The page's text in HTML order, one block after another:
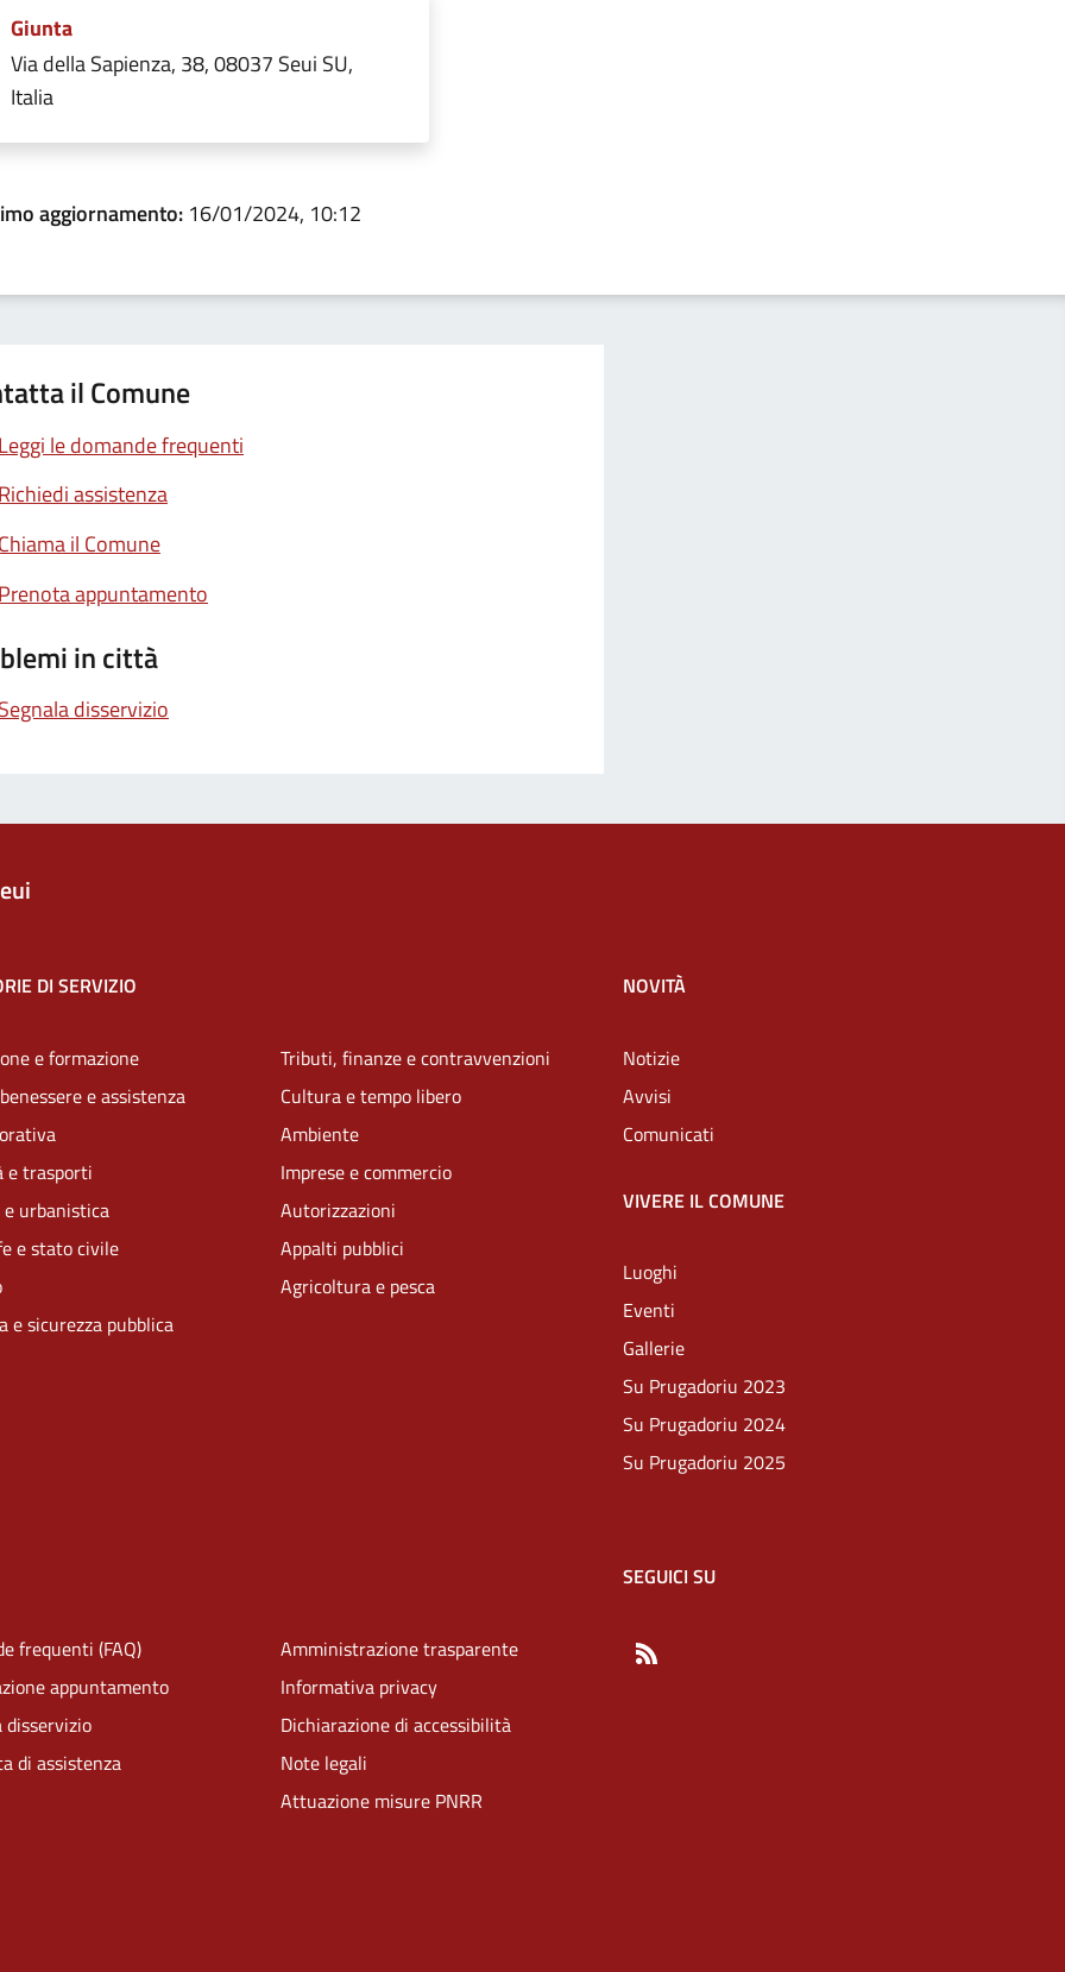
Giunta
Via della Sapienza, 38, 08037 Seui SU,
Italia
aggiornamento: 16/01/2024, 10:12
il Comune
le domande frequenti
assistenza
il Comune
appuntamento
in città
disservizio
DI SERVIZIO
e formazione
e assistenza
e trasporti
urbanistica
e stato civile
e sicurezza pubblica
Tributi, finanze e contravvenzioni
Cultura e tempo libero
Ambiente
Imprese e commercio
Autorizzazioni
Appalti pubblici
Agricoltura e pesca
NOVITÀ
Notizie
Avvisi
Comunicati
VIVERE IL COMUNE
Luoghi
Eventi
Gallerie
Su Prugadoriu 2023
Su Prugadoriu 2024
Su Prugadoriu 2025
frequenti (FAQ)
appuntamento
disservizio
di assistenza
Amministrazione trasparente
Informativa privacy
Dichiarazione di accessibilità
Note legali
Attuazione misure PNRR
SEGUICI SU